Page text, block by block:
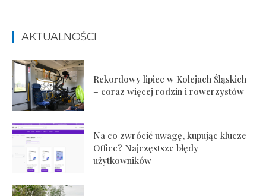
AKTUALNOŚCI
Rekordowy lipiec w Kolejach Śląskich
– coraz więcej rodzin i rowerzystów
Na co zwrócić uwagę, kupując klucze
Office? Najczęstsze błędy
użytkowników